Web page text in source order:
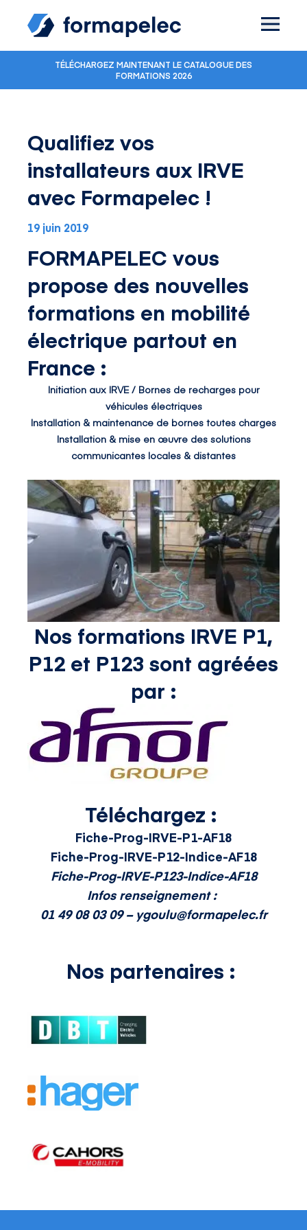
TÉLÉCHARGEZ MAINTENANT LE CATALOGUE DES
FORMATIONS 2026
Qualifiez vos
installateurs aux IRVE
avec Formapelec !
19 juin 2019
FORMAPELEC vous
propose des nouvelles
formations en mobilité
électrique partout en
France :
Initiation aux IRVE / Bornes de recharges pour
véhicules électriques
Installation & maintenance de bornes toutes charges
Installation & mise en œuvre des solutions
communicantes locales & distantes
Nos formations IRVE P1,
P12 et P123 sont agréées
par :
Téléchargez :
Fiche-Prog-IRVE-P1-AF18
Fiche-Prog-IRVE-P12-Indice-AF18
Fiche-Prog-IRVE-P123-Indice-AF18
Infos renseignement :
01 49 08 03 09 – ygoulu@formapelec.fr
Nos partenaires :